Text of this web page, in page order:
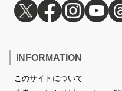
INFORMATION
このサイトについて